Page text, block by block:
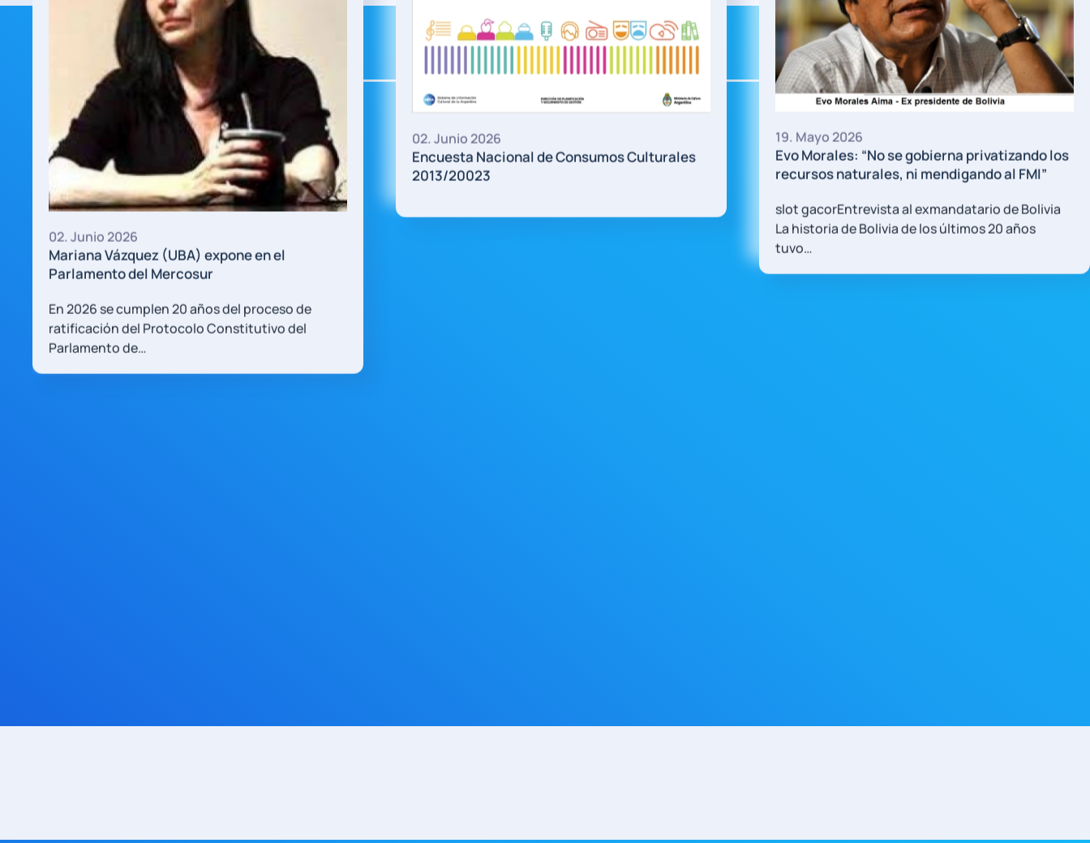
Artículos Recientes
Encuesta Nacional de Consumos Culturales
2013/20023
19. Mayo 2026
Evo Morales: “No se gobierna privatizando los
recursos naturales, ni mendigando al FMI”
slot gacorEntrevista al exmandatario de Bolivia
26. Abril 2026
San Martín - 26 de abril de 2026